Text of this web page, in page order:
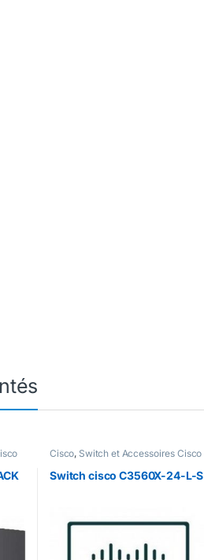
Cisco, Switch et Accessoires Cisco
Switch cisco C3560X-24-L-S